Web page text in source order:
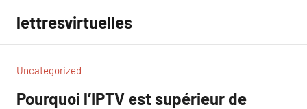
contenu
lettresvirtuelles
Uncategorized
Pourquoi l’IPTV est supérieur de